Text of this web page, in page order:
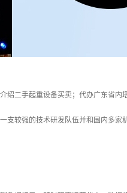
绍二手起重设备买卖；代办广东省内
支较强的技术研发队伍并和国内多家